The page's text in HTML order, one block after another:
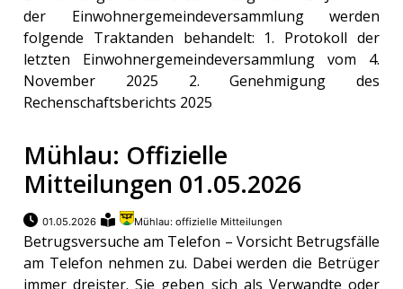
der Einwohnergemeindeversammlung werden
folgende Traktanden behandelt: 1. Protokoll der
letzten Einwohnergemeindeversammlung vom 4.
November 2025 2. Genehmigung des
Rechenschaftsberichts 2025
Mühlau: Offizielle
Mitteilungen 01.05.2026
01.05.2026 Mühlau: offizielle Mitteilungen
Betrugsversuche am Telefon – Vorsicht Betrugsfälle
am Telefon nehmen zu. Dabei werden die Betrüger
immer dreister. Sie geben sich als Verwandte oder